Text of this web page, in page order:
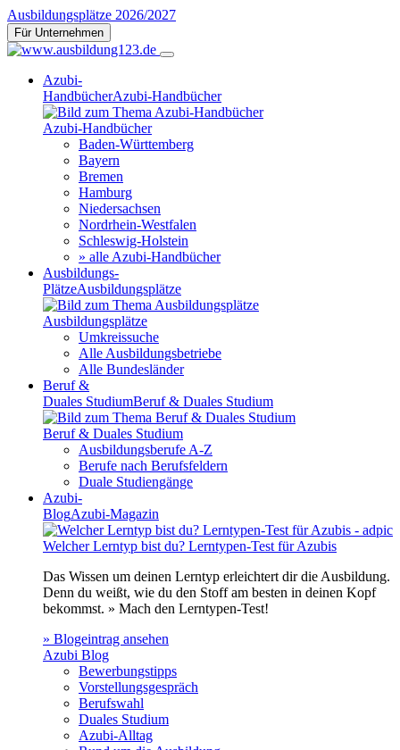
Ausbildungsplätze 2026/2027
Für Unternehmen
Azubi-
HandbücherAzubi-Handbücher
Azubi-Handbücher
Baden-Württemberg
Bayern
Bremen
Hamburg
Niedersachsen
Nordrhein-Westfalen
Schleswig-Holstein
» alle Azubi-Handbücher
Ausbildungs-
PlätzeAusbildungsplätze
Ausbildungsplätze
Umkreissuche
Alle Ausbildungsbetriebe
Alle Bundesländer
Beruf &
Duales StudiumBeruf & Duales Studium
Beruf & Duales Studium
Ausbildungsberufe A-Z
Berufe nach Berufsfeldern
Duale Studiengänge
Azubi-
BlogAzubi-Magazin
Welcher Lerntyp bist du? Lerntypen-Test für Azubis
Das Wissen um deinen Lerntyp erleichtert dir die Ausbildung.
Denn du weißt, wie du den Stoff am besten in deinen Kopf
bekommst. » Mach den Lerntypen-Test!
» Blogeintrag ansehen
Azubi Blog
Bewerbungstipps
Vorstellungsgespräch
Berufswahl
Duales Studium
Azubi-Alltag